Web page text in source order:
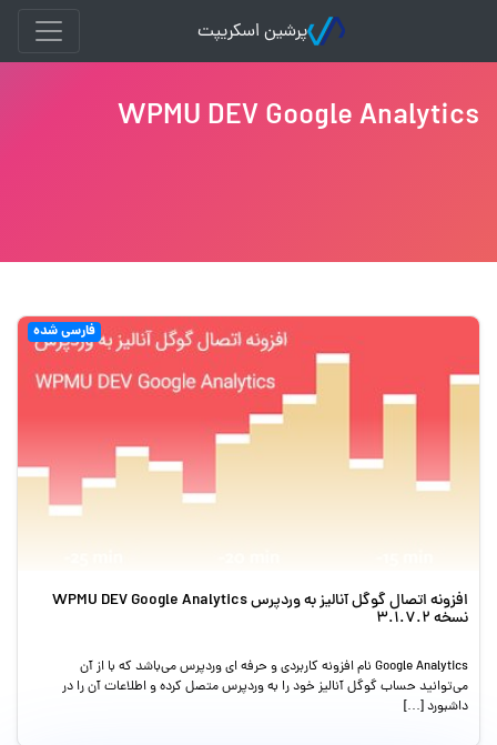
پرشین اسکریپت
WPMU DEV Google Analytics
فارسی شده
افزونه اتصال گوگل آنالیز به وردپرس WPMU DEV Google Analytics
نسخه 3.1.7.2
Google Analytics نام افزونه کاربردی و حرفه ای وردپرس می‌باشد که با از آن
می‌توانید حساب گوگل آنالیز خود را به وردپرس متصل کرده و اطلاعات آن را در
داشبورد […]